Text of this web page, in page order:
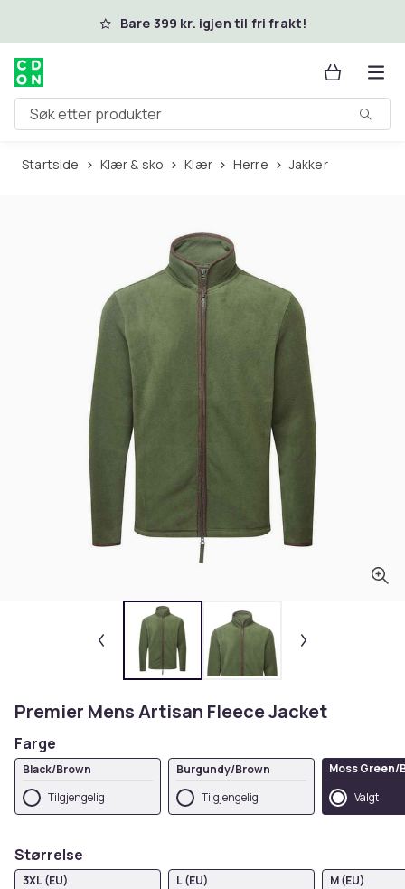
Hopp til hovedinnholdBare 399 kr. igjen til fri frakt!
Søk etter produkter
Startside Klær & sko Klær Herre Jakker
Premier Mens Artisan Fleece Jacket
Farge
Black/Brown
Tilgjengelig
Burgundy/Brown
Tilgjengelig
Moss Green/
Valgt
Størrelse
3XL (EU)
L (EU)
M (EU)